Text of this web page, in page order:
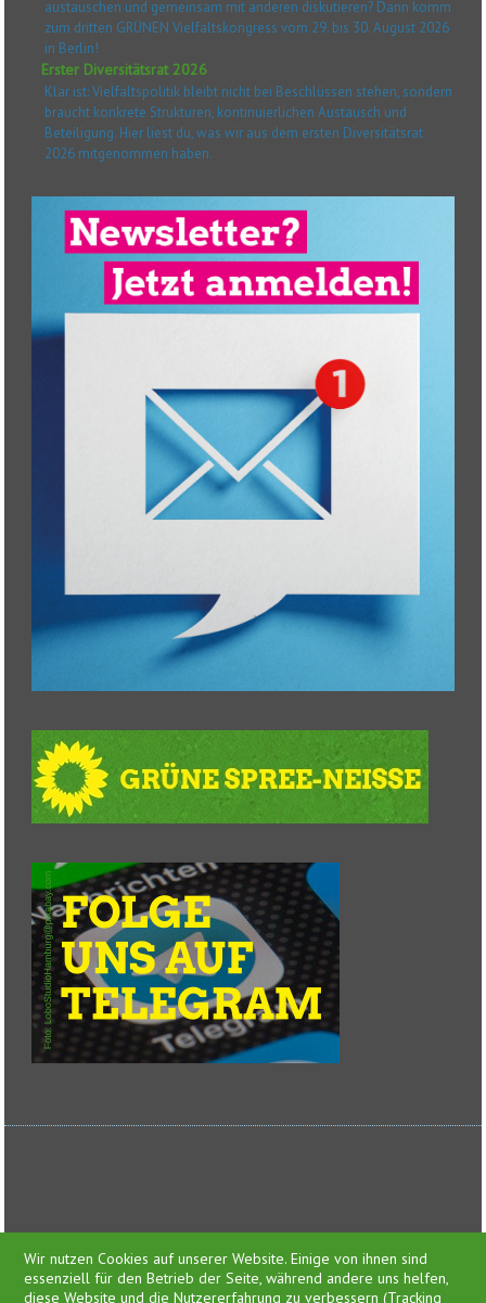
austauschen und gemeinsam mit anderen diskutieren? Dann komm
zum dritten GRÜNEN Vielfaltskongress vom 29. bis 30. August 2026
in Berlin!
Erster Diversitätsrat 2026
Klar ist: Vielfaltspolitik bleibt nicht bei Beschlüssen stehen, sondern
braucht konkrete Strukturen, kontinuierlichen Austausch und
Beteiligung. Hier liest du, was wir aus dem ersten Diversitätsrat
2026 mitgenommen haben.
Feed-Einträge
Wir nutzen Cookies auf unserer Website. Einige von ihnen sind
essenziell für den Betrieb der Seite, während andere uns helfen,
diese Website und die Nutzererfahrung zu verbessern (Tracking